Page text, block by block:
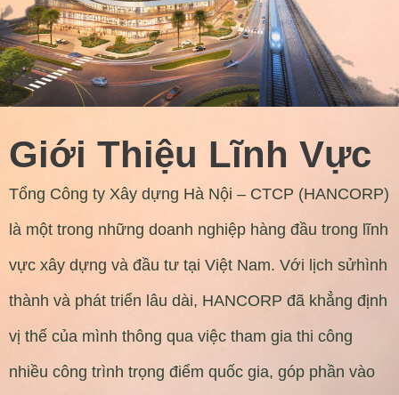
Giới Thiệu Lĩnh Vực
Tổng Công ty Xây dựng Hà Nội – CTCP (HANCORP)
là một trong những doanh nghiệp hàng đầu trong lĩnh
vực xây dựng và đầu tư tại Việt Nam. Với lịch sửhình
thành và phát triển lâu dài, HANCORP đã khẳng định
vị thế của mình thông qua việc tham gia thi công
nhiều công trình trọng điểm quốc gia, góp phần vào